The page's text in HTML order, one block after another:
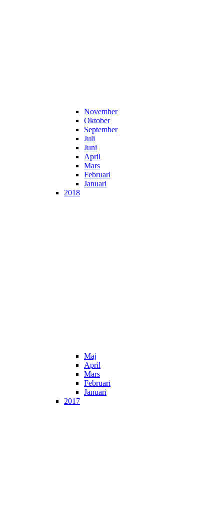
November
Oktober
September
Juli
Juni
April
Mars
Februari
Januari
2018
Maj
April
Mars
Februari
Januari
2017